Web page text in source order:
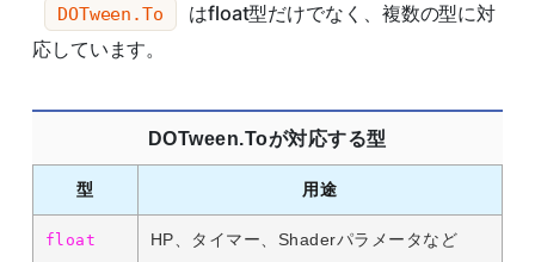
DOTween.To
はfloat型だけでなく、複数の型に対
応しています。
DOTween.Toが対応する型
型 用途
float HP、タイマー、Shaderパラメータなど